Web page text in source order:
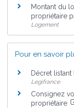
Montant du
propriétaire
Logement
Pour en savoir
Décret
Legifrance
Consignez
propriétaire